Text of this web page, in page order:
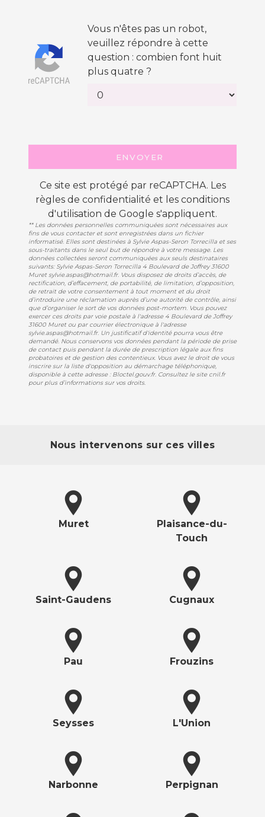
Vous n'êtes pas un robot,
veuillez répondre à cette
question : combien font huit
plus quatre ?
ENVOYER
Ce site est protégé par reCAPTCHA. Les
règles de confidentialité et les conditions
d'utilisation de Google s'appliquent.
** Les données personnelles communiquées sont nécessaires aux
fins de vous contacter et sont enregistrées dans un fichier
informatisé. Elles sont destinées à Sylvie Aspas-Seron Torrecilla et ses
sous-traitants dans le seul but de répondre à votre message. Les
données collectées seront communiquées aux seuls destinataires
suivants: Sylvie Aspas-Seron Torrecilla 4 Boulevard de Joffrey 31600
Muret sylvie.aspas@hotmail.fr. Vous disposez de droits d’accès, de
rectification, d’effacement, de portabilité, de limitation, d’opposition,
de retrait de votre consentement à tout moment et du droit
d’introduire une réclamation auprès d’une autorité de contrôle, ainsi
que d’organiser le sort de vos données post-mortem. Vous pouvez
exercer ces droits par voie postale à l'adresse 4 Boulevard de Joffrey
31600 Muret ou par courrier électronique à l'adresse
sylvie.aspas@hotmail.fr. Un justificatif d'identité pourra vous être
demandé. Nous conservons vos données pendant la période de prise
de contact puis pendant la durée de prescription légale aux fins
probatoires et de gestion des contentieux. Vous avez le droit de vous
inscrire sur la liste d'opposition au démarchage téléphonique,
disponible à cette adresse : Bloctel.gouv.fr. Consultez le site cnil.fr
pour plus d’informations sur vos droits.
Nous intervenons sur ces villes
Muret
Plaisance-du-
Touch
Saint-Gaudens Cugnaux
Pau Frouzins
Seysses L'Union
Narbonne Perpignan